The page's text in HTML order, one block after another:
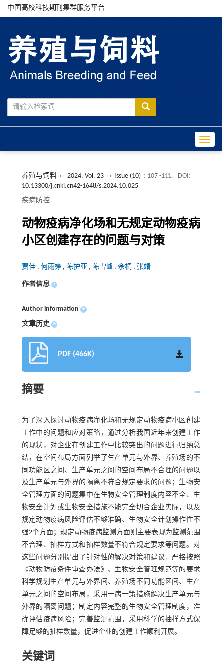
中国高校科技期刊集群服务平台
养殖与饲料 ›› 2024, Vol. 23 ›› Issue (10) : 107 -111.
DOI:
10.13300/j.cnki.cn42-1648/s.2024.10.025
疾病防控
动物疫病净化场和无规定动物疫病
小区创建存在的问题与对策
贾佳 , 何雨婷 , 陈护亚 , 陈雪峰 , 佘桐 , 张靖
作者信息 +
Author information +
文章历史 +
PDF (466K)
摘要
为了深入探讨动物疫病净化场和无规定动物疫病小区创建
工作中的问题和应对策略，通过分析我国近年来创建工作
的现状，对企业在创建工作中比较突出的问题进行归纳总
结，在空间布局方面列举了生产单元与外界、养殖场的不
同功能区之间、生产单元之间的空间布局不合理的问题以
及生产单元与外界的隔离不符合规定要求的问题；生物安
全管理方面的问题集中在生物安全管理制度内容不全、生
物安全计划或生物安全措施不能完全切合企业实际，以及
规定动物疫病风险评估不够准确、生物安全计划操作性不
强2个方面；规定动物疫病监测方面则主要表现为监测范围
不合理、抽样方式和抽样数量不符合规定要求等问题。对
这些问题分别提出了针对性的解决对策和建议，严格按照
《动物防疫条件审查办法》、生物安全管理规范等的要求
科学规划生产单元与外界间、养殖场不同功能区间、生产
单元之间的空间布局，采用一病一策措施解决生产单元与
外界的隔离问题；制定内容完整的生物安全管理制度，准
确评估疫病风险；完善监测范围，采用科学的抽样方式保
障足够的抽样数量，促进企业的创建工作顺利开展。
关键词